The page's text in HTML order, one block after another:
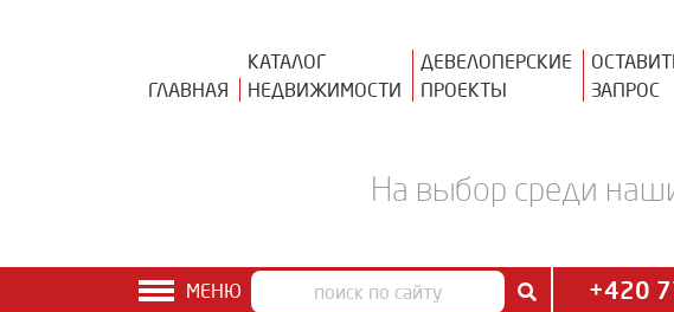
ГЛАВНАЯ
КАТАЛОГ
НЕДВИЖИМОСТИ
ДЕВЕЛОПЕРСКИЕ
ПРОЕКТЫ
ЗАПРОС
На выбор среди
МЕНЮ +420